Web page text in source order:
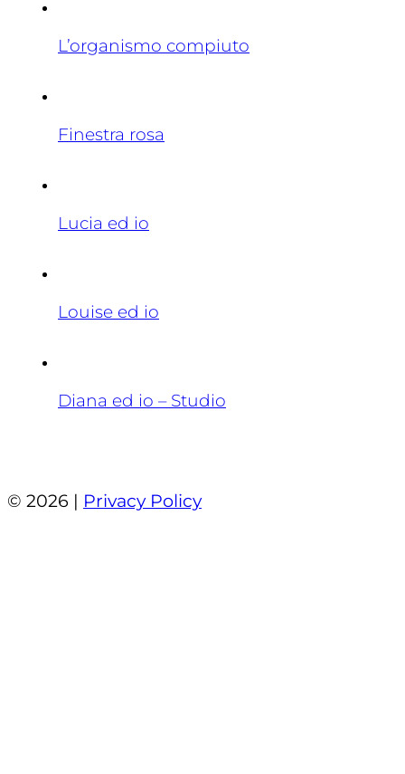
L’organismo compiuto
Finestra rosa
Lucia ed io
Louise ed io
Diana ed io – Studio
© 2026 | Privacy Policy